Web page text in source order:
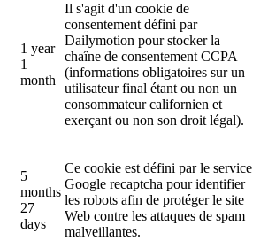
1 year
1
month
Il s'agit d'un cookie de
consentement défini par
Dailymotion pour stocker la
chaîne de consentement CCPA
(informations obligatoires sur un
utilisateur final étant ou non un
consommateur californien et
exerçant ou non son droit légal).
5
months
27
days
Ce cookie est défini par le service
Google recaptcha pour identifier
les robots afin de protéger le site
Web contre les attaques de spam
malveillantes.